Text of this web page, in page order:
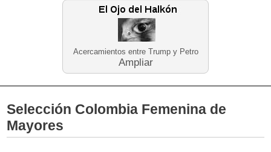
Acercamientos entre Trump y Petro
Ampliar
Educación Neira
Selección Colombia Femenina de
Mayores